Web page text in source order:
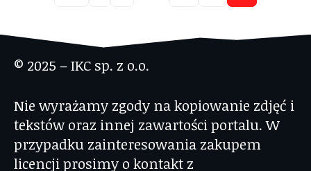
© 2025 – IKC sp. z o.o.
Nie wyrażamy zgody na kopiowanie zdjęć i
tekstów oraz innej zawartości portalu. W
przypadku zainteresowania zakupem
licencji prosimy o kontakt z